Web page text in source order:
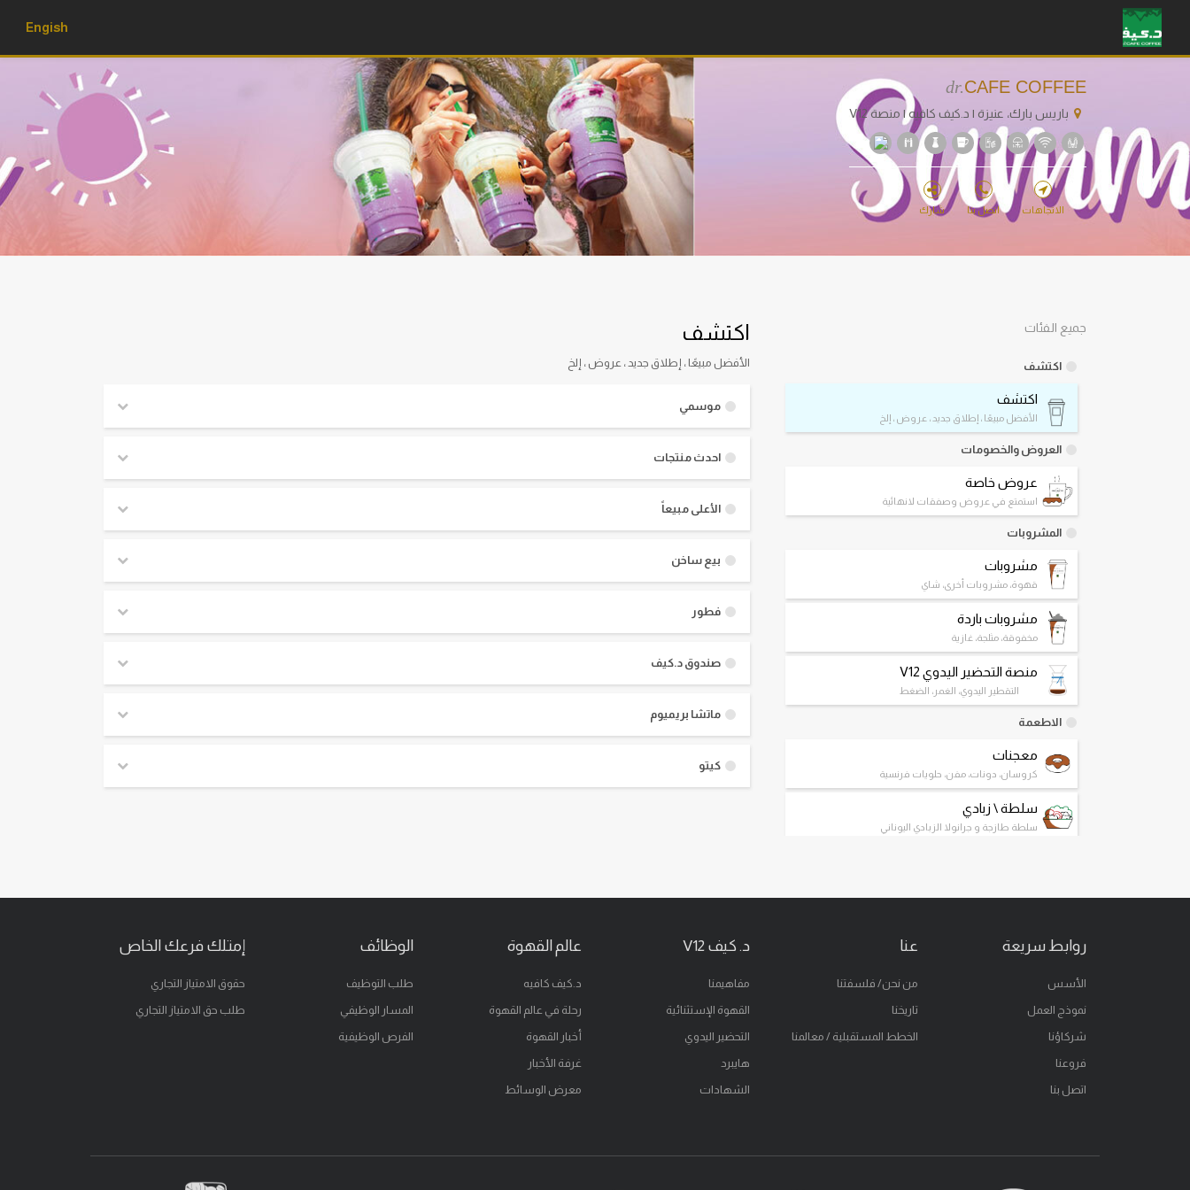
Engish
dr.CAFE COFFEE
باريس بارك، عنيزة | د.كيف كافيه | منصة V12
الاتجاهات اتصل بنا شارك
جميع الفئات
اكتشف
اكتشف
الأفضل مبيعًا ، إطلاق جديد ، عروض ، إلخ
العروض والخصومات
عروض خاصة
استمتع في عروض وصفقات لانهائية
المشروبات
مشروبات
قهوة، مشروبات أخرى، شاي
مشروبات باردة
مخفوقة، مثلجة، غازية
منصة التحضير اليدوي V12
التقطير اليدوي، الغمر، الضغط
الاطعمة
معجنات
كروسان، دونات، مفن، حلويات فرنسية
سلطة \ زبادي
سلطة طازجة و جرانولا الزبادي اليوناني
معجنات د.كيف المختصة والإستثنائية
سحر الجيلاتو
خذ على طريقك
اكتشف
الأفضل مبيعًا ، إطلاق جديد ، عروض ، إلخ
موسمي
احدث منتجات
الأعلى مبيعاً
بيع ساخن
فطور
صندوق د.كيف
ماتشا بريميوم
كيتو
روابط سريعة
الأسس
نموذج العمل
شركاؤنا
فروعنا
اتصل بنا
عنا
من نحن/ فلسفتنا
تاريخنا
الخطط المستقبلية / معالمنا
د. كيف V12
مفاهيمنا
القهوة الإستثنائية
التحضير اليدوي
هايبرد
الشهادات
عالم القهوة
د.كيف كافيه
رحلة في عالم القهوة
أخبار القهوة
غرفة الأخبار
معرض الوسائط
الوظائف
طلب التوظيف
المسار الوظيفي
الفرص الوظيفية
إمتلك فرعك الخاص
حقوق الامتياز التجاري
طلب حق الامتياز التجاري